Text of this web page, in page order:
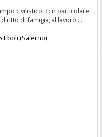
civilistico, con particolare
di famigia, al lavoro,...
Eboli (Salerno)